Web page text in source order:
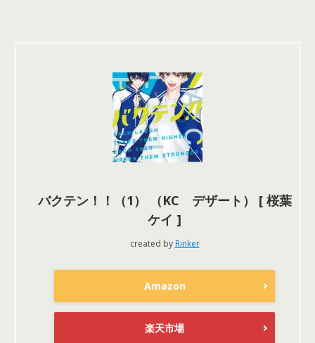
バクテン！！（1） （KC デザート） [ 桜葉
ケイ ]
created by Rinker
Amazon
楽天市場